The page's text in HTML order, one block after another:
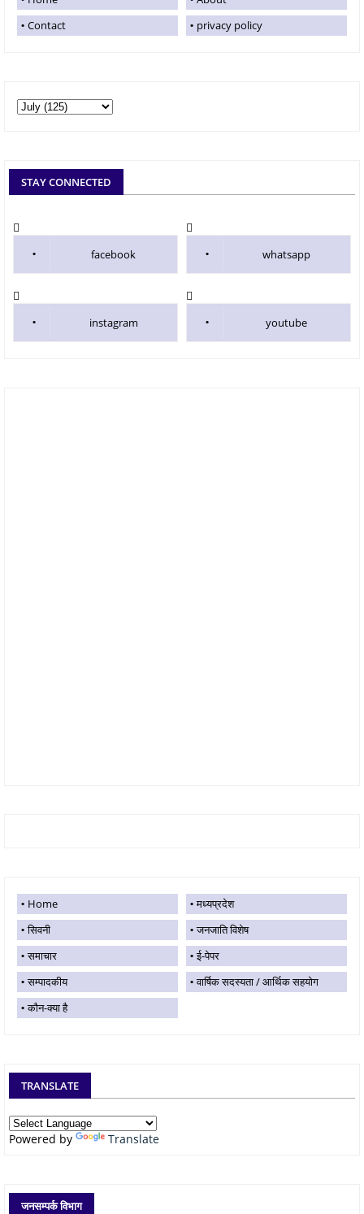
Contact
privacy policy
STAY CONNECTED
facebook whatsapp
instagram youtube
Home
मध्यप्रदेश
सिवनी
जनजाति विशेष
समाचार
ई-पेपर
सम्पादकीय
वार्षिक सदस्यता / आर्थिक सहयोग
कौन-क्या है
TRANSLATE
Powered by Translate
जनसम्पर्क विभाग